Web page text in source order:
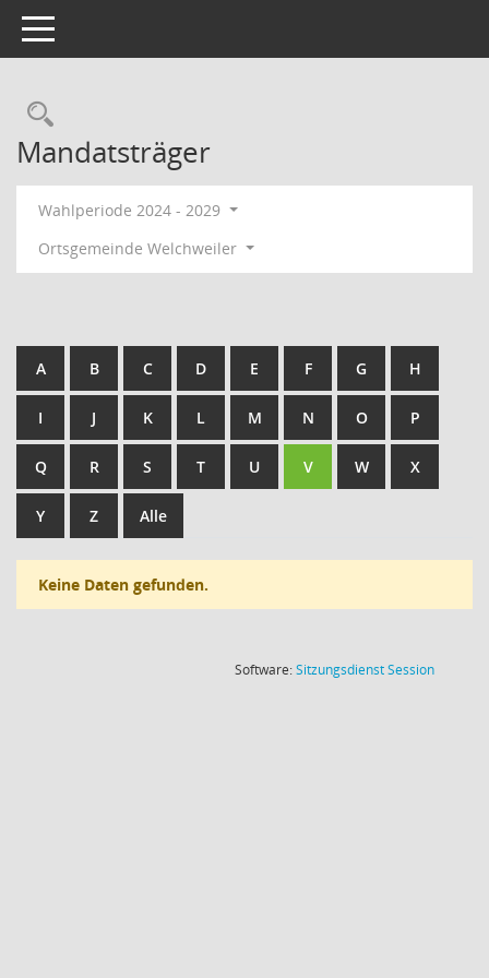
Toggle navigation
Rechercheauswahl
Mandatsträger
Wahlperiode 2024 - 2029
Ortsgemeinde Welchweiler
A B C D E F G H
I J K L M N O P
Q R S T U V W X
Y Z Alle
Keine Daten gefunden.
Software:SitzungsdienstSession(Wird in